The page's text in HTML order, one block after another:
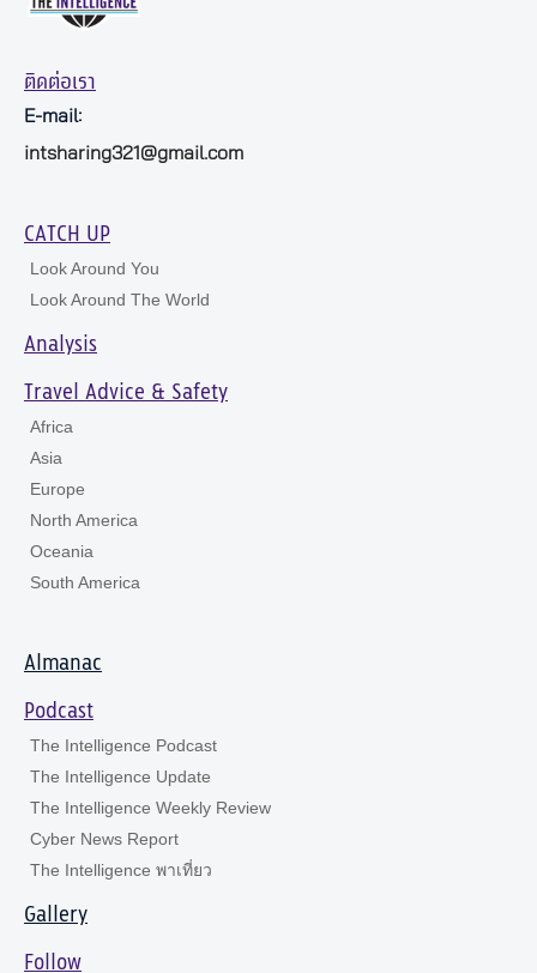
ติดต่อเรา
E-mail:
intsharing321@gmail.com
CATCH UP
Look Around You
Look Around The World
Analysis
Travel Advice & Safety
Africa
Asia
Europe
North America
Oceania
South America
Almanac
Podcast
The Intelligence Podcast
The Intelligence Update
The Intelligence Weekly Review
Cyber News Report
The Intelligence พาเที่ยว
Gallery
Follow